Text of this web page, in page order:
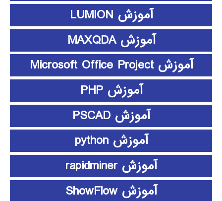
آموزش LUMION
آموزش MAXQDA
آموزش Microsoft Office Project
آموزش PHP
آموزش PSCAD
آموزش python
آموزش rapidminer
آموزش ShowFlow